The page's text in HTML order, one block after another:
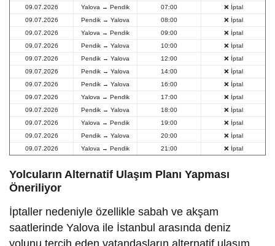
09.07.2026
Yalova → Pendik 07:00
❌ İptal
09.07.2026
Pendik → Yalova 08:00
❌ İptal
09.07.2026
Yalova → Pendik 09:00
❌ İptal
09.07.2026
Pendik → Yalova 10:00
❌ İptal
09.07.2026
Pendik → Yalova 12:00
❌ İptal
09.07.2026
Pendik → Yalova 14:00
❌ İptal
09.07.2026
Pendik → Yalova 16:00
❌ İptal
09.07.2026
Yalova → Pendik 17:00
❌ İptal
09.07.2026
Pendik → Yalova 18:00
❌ İptal
09.07.2026
Yalova → Pendik 19:00
❌ İptal
09.07.2026
Pendik → Yalova 20:00
❌ İptal
09.07.2026
Yalova → Pendik 21:00 ❌ İptal
Yolcuların Alternatif Ulaşım Planı Yapması
Öneriliyor
İptaller nedeniyle özellikle sabah ve akşam
saatlerinde Yalova ile İstanbul arasında deniz
yolunu tercih eden vatandaşların alternatif ulaşım